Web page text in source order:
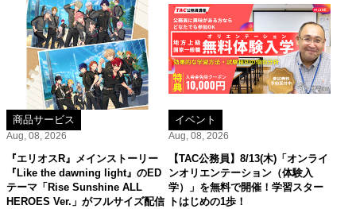
商品サービス
Aug, 08, 2026
『エリオスR』メインストーリー
『Like the dawning light』のED
テーマ「Rise Sunshine ALL
HEROES Ver.」がフルサイズ配信
イベント
Aug, 08, 2026
【TAC公務員】8/13(木)「オンライ
ンオリエンテーション（体験入
学）」を無料で開催！学習スター
トはじめの1歩！